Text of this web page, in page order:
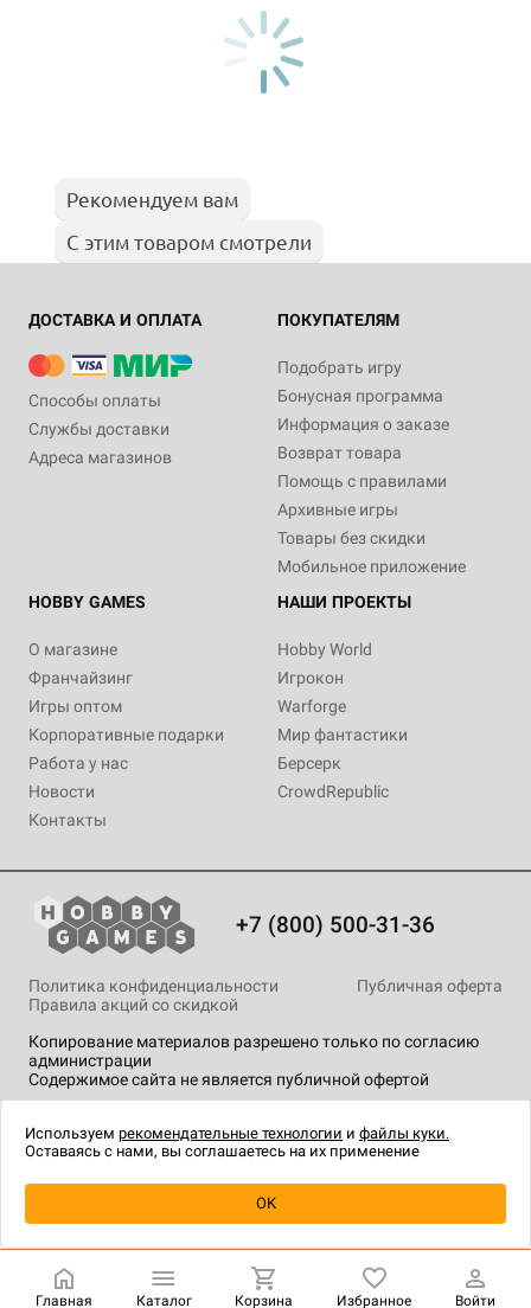
Уведомить о наличии
Рекомендуем вам
С этим товаром смотрели
ДОСТАВКА И ОПЛАТА
Способы оплаты
Службы доставки
Адреса магазинов
ПОКУПАТЕЛЯМ
Подобрать игру
Бонусная программа
Информация о заказе
Возврат товара
Помощь с правилами
Архивные игры
Товары без скидки
Мобильное приложение
HOBBY GAMES
О магазине
Франчайзинг
Игры оптом
Корпоративные подарки
Работа у нас
Новости
Контакты
НАШИ ПРОЕКТЫ
Hobby World
Игрокон
Warforge
Мир фантастики
Берсерк
CrowdRepublic
+7 (800) 500-31-36
Копирование материалов разрешено только по согласию
администрации
Содержимое сайта не является публичной офертой
Политика конфиденциальности
Публичная оферта
Правила акций со скидкой
технологии.
Главная Каталог Корзина Избранное Войти
Используем рекомендательные технологии и файлы куки.
Оставаясь с нами, вы соглашаетесь на их применение
OK